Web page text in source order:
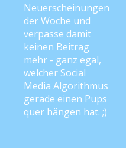
Neuerscheinungen
der Woche und
verpasse damit
keinen Beitrag
mehr - ganz egal,
welcher Social
Media Algorithmus
gerade einen Pups
quer hängen hat. ;)
Meta
Anmelden
Eintrags-Feed
Kommentar-Feed
WordPress.org